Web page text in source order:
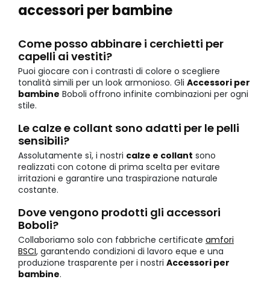
accessori per bambine
Come posso abbinare i cerchietti per
capelli ai vestiti?
Puoi giocare con i contrasti di colore o scegliere
tonalità simili per un look armonioso. Gli Accessori per
bambine Boboli offrono infinite combinazioni per ogni
stile.
Le calze e collant sono adatti per le pelli
sensibili?
Assolutamente sì, i nostri calze e collant sono
realizzati con cotone di prima scelta per evitare
irritazioni e garantire una traspirazione naturale
costante.
Dove vengono prodotti gli accessori
Boboli?
Collaboriamo solo con fabbriche certificate amfori
BSCI, garantendo condizioni di lavoro eque e una
produzione trasparente per i nostri Accessori per
bambine.